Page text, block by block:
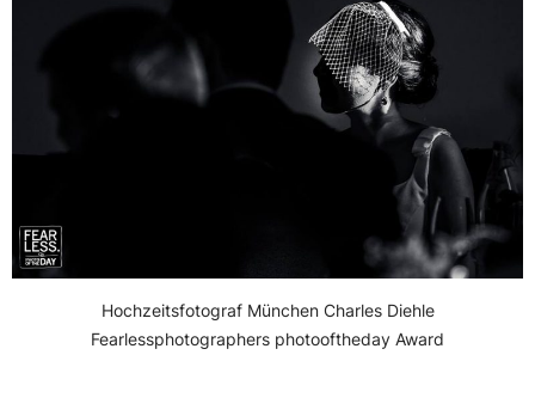
Hochzeitsfotograf München Charles Diehle
Fearlessphotographers photooftheday Award